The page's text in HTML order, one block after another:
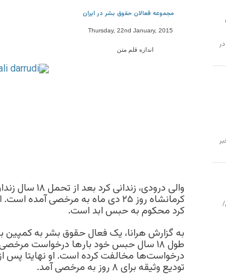
مجموعه فعالان حقوق بشر در ایران
Thursday, 22nd January, 2015
اندازه قلم متن
والی درودی،
کرمانشاه روز ۲۵ دی ماه به مرخصی
کرد محکوم به حبس ابد است.
به گزارش هرانا، یک فعال حقوق بشر به کمپین
طول ۱۸ سال حبس خود بار‌ها درخواست
تودیع وثیقه برای ۸ روز به مرخصی آمد.